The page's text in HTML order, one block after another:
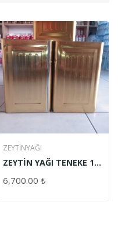
ZEYTINYAĞI
ZEYTİN YAĞI TENEKE 17
6,700.00 ₺